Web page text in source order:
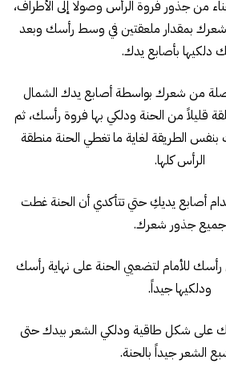
من جذور فروة الرأس وصولا إلى الأطراف،
بمقدار ملعقتين في وسط رأسك وبعد
دلكيها بأصابع يدك.
من شعرك بواسطة أصابع يدك الشمال
قليلاً من الحنة ودلكي بها فروة رأسك، ثم
بنفس الطريقة لغاية ما تغطي الحنة منطقة
الرأس كلها.
أصابع يديكِ حتي تتأكدي أن الحنة غطت
جميع جذور شعرك.
للأمام لتضعيي الحنة على نهاية رأسك
ودلكيها جيداً.
على شكل طاقية ودلكي الشعر بيدك حتى
الشعر جيداً بالحنة.